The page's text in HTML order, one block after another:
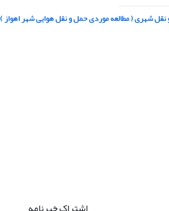
شهری ( مطالعه موردی حمل و نقل هوایی شهر اهواز )